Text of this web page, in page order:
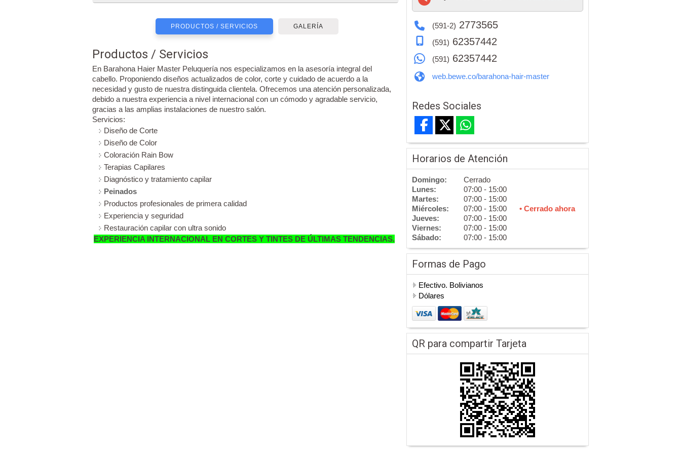
PRODUCTOS / SERVICIOS GALERÍA
Productos / Servicios
En Barahona Haier Master Peluquería nos especializamos en la asesoría integral del
cabello. Proponiendo diseños actualizados de color, corte y cuidado de acuerdo a la
necesidad y gusto de nuestra distinguida clientela. Ofrecemos una atención personalizada,
debido a nuestra experiencia a nivel internacional con un cómodo y agradable servicio,
gracias a las amplias instalaciones de nuestro salón.
Servicios:
Diseño de Corte
Diseño de Color
Coloración Rain Bow
Terapias Capilares
Diagnóstico y tratamiento capilar
Peinados
Productos profesionales de primera calidad
Experiencia y seguridad
Restauración capilar con ultra sonido
EXPERIENCIA INTERNACIONAL EN CORTES Y TINTES DE ÚLTIMAS TENDENCIAS.
(591-2) 2773565
(591) 62357442
(591) 62357442
web.bewe.co/barahona-hair-master
Redes Sociales
Horarios de Atención
Domingo:
Cerrado
Lunes:
07:00 - 15:00
Martes:
07:00 - 15:00
Miércoles:
07:00 - 15:00
• Cerrado ahora
Jueves:
07:00 - 15:00
Viernes:
07:00 - 15:00
Sábado:
07:00 - 15:00
Formas de Pago
Efectivo. Bolivianos
Dólares
QR para compartir Tarjeta